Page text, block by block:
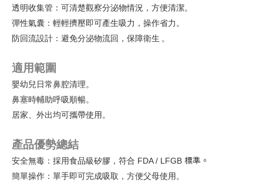
透明收集管：可清楚觀察分泌物情況，方便清潔。
彈性氣囊：輕輕擠壓即可產生吸力，操作省力。
防回流設計：避免分泌物流回，保障衛生 。
適用範圍
嬰幼兒日常鼻腔清理。
鼻塞時輔助呼吸順暢。
居家、外出均可攜帶使用。
產品優勢總結
安全無毒：採用食品級矽膠，符合 FDA / LFGB 標準。
簡單操作：單手即可完成吸取，方便父母使用。